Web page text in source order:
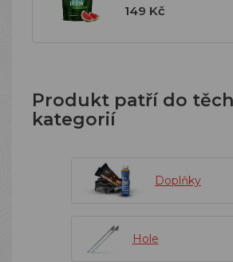
149 Kč
Produkt patří do
kategorií
Doplňky
Hole